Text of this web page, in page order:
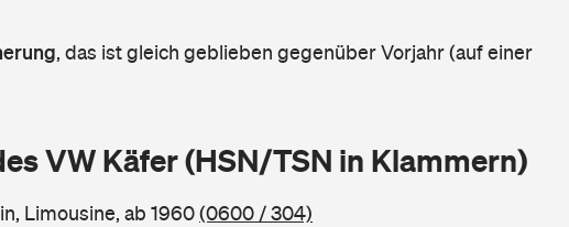
, das ist gleich geblieben gegenüber Vorjahr (auf einer
VW Käfer (HSN/TSN in Klammern)
Limousine, ab 1960(0600 / 304)